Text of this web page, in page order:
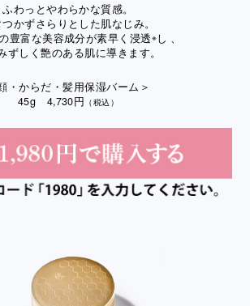
ふわっとやわらかな質感。
かずさらりとした肌なじみ。
豊富な美容成分が素早く浸透※し 、
ずしく艶のある肌に導きます。
・からだ・髪用保湿バーム＞
45g 4,730円 （税込）